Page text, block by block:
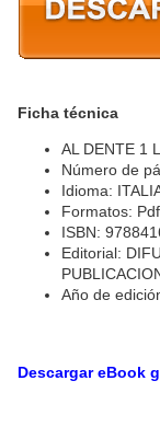
Ficha técnica
AL DENTE 1
Número de
Idioma:
Formatos:
ISBN:
Editorial:
Año de
Descargar eBook